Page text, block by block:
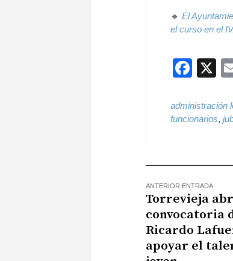
🔹 El
el curso en el
X
administración
funcionarios,
ANTERIOR ENTRADA
Torrevieja
convocatoria
Ricardo
apoyar el